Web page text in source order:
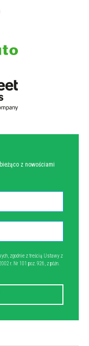
z nowościami
zgodnie z treścią Ustawy z
r. Nr 101 poz. 926, z późn.